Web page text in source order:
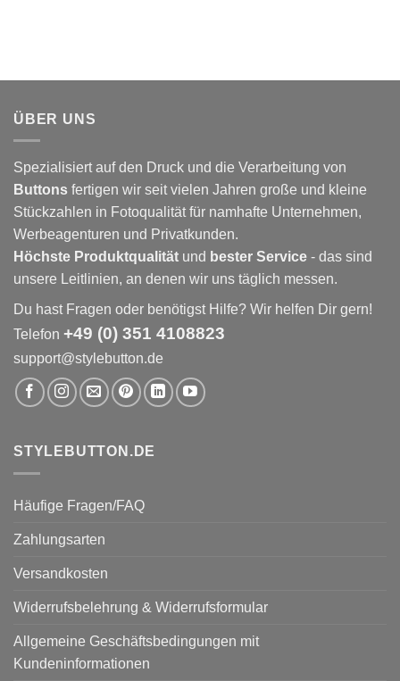
ÜBER UNS
Spezialisiert auf den Druck und die Verarbeitung von
Buttons fertigen wir seit vielen Jahren große und kleine
Stückzahlen in Fotoqualität für namhafte Unternehmen,
Werbeagenturen und Privatkunden.
Höchste Produktqualität und bester Service - das sind
unsere Leitlinien, an denen wir uns täglich messen.
Du hast Fragen oder benötigst Hilfe? Wir helfen Dir gern!
Telefon +49 (0) 351 4108823
support@stylebutton.de
STYLEBUTTON.DE
Häufige Fragen/FAQ
Zahlungsarten
Versandkosten
Widerrufsbelehrung & Widerrufsformular
Allgemeine Geschäftsbedingungen mit
Kundeninformationen